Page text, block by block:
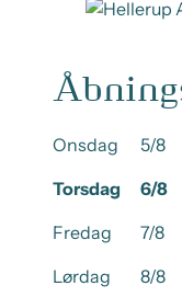
Onsdag 5/8
Torsdag
6/8
Fredag
7/8
Lørdag
8/8